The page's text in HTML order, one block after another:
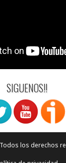
SIGUENOS!!
los derechos